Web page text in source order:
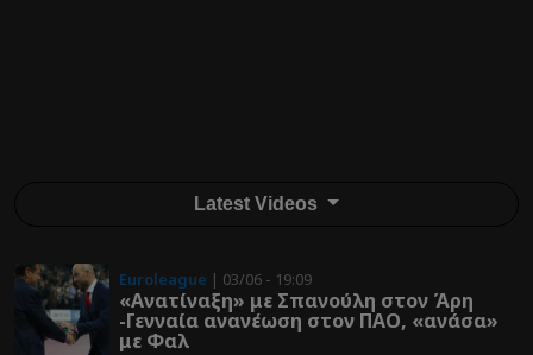
Latest Videos
Euroleague | 03/06 - 19:09
«Ανατίναξη» με Σπανούλη στον Άρη
-Γενναία ανανέωση στον ΠΑΟ, «ανάσα»
με Φαλ